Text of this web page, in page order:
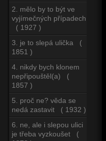
2. mělo by to být ve
vyjímečných případech
( 1927 )
3. je to slepá ulička (
1851 )
4. nikdy bych klonem
nepřipouštěl(a) (
1857 )
5. proč ne? věda se
nedá zastavit ( 1932 )
6. ne, ale i slepou ulici
je třeba vyzkoušet (